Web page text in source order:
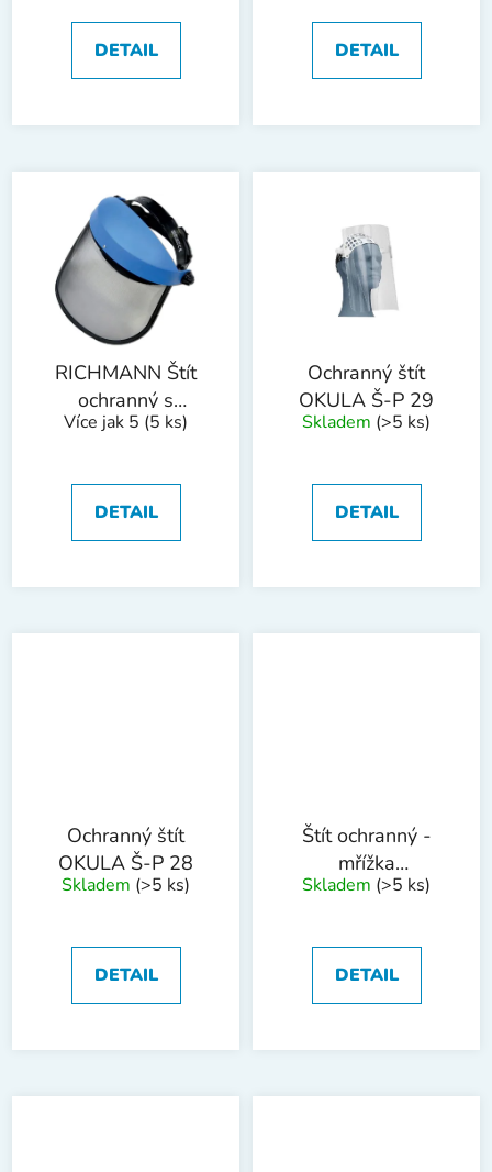
DETAIL DETAIL
RICHMANN Štít
ochranný s
nylonovou mřížkou
Více jak 5 (5 ks)
DETAIL
Ochranný štít
OKULA Š-P 29
Skladem (>5 ks)
DETAIL
Ochranný štít
OKULA Š-P 28
Skladem (>5 ks)
DETAIL
Štít ochranný -
mřížka
WESTBERG
Skladem (>5 ks)
DETAIL